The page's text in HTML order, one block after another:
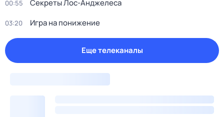
00:55 Секреты Лос-Анджелеса
03:20 Игра на понижение
Еще телеканалы